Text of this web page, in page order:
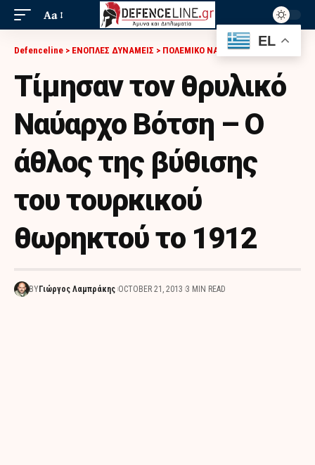
Aa
Defenceline > ΕΝΟΠΛΕΣ ΔΥΝΑΜΕΙΣ > ΠΟΛΕΜΙΚΟ ΝΑΥΤΙΚΟ>
Τίμησαν τον θρυλικό
Ναύαρχο Βότση – Ο
άθλος της βύθισης
του τουρκικού
θωρηκτού το 1912
BY Γιώργος Λαμπράκης OCTOBER 21, 2013 3 MIN READ
EL